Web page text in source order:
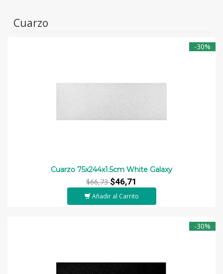
Cuarzo
-30%
Cuarzo 75x244x1.5cm White Galaxy
$66,73$46,71
Añadir al Carrito
-30%